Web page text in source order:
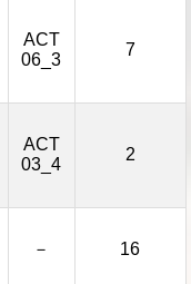
ACT
06_3
7
ACT
03_4
2
－ 16